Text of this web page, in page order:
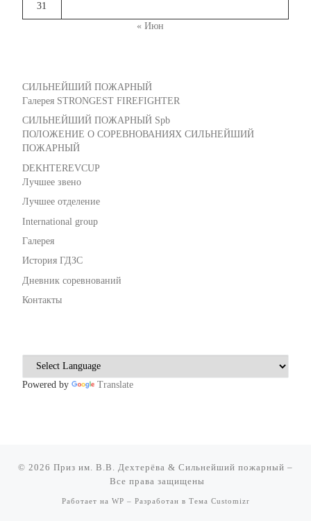
31
« Июн
СИЛЬНЕЙШИЙ ПОЖАРНЫЙ
Галерея STRONGEST FIREFIGHTER
СИЛЬНЕЙШИЙ ПОЖАРНЫЙ Spb
ПОЛОЖЕНИЕ О СОРЕВНОВАНИЯХ СИЛЬНЕЙШИЙ
ПОЖАРНЫЙ
DEKHTEREVCUP
Лучшее звено
Лучшее отделение
International group
Галерея
История ГДЗС
Дневник соревнований
Контакты
Powered by Translate
© 2026 Приз им. В.В. Дехтерёва & Сильнейший пожарный –
Все права защищены
Работает на WP – Разработан в Тема Customizr